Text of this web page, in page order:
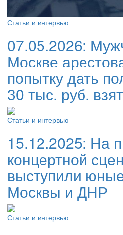
Статьи и интервью
07.05.2026:
Москве
попытку дать
30 тыс. руб.
Статьи и интервью
15.12.2025: На
концертной
выступили
Москвы и ДНР
Статьи и интервью